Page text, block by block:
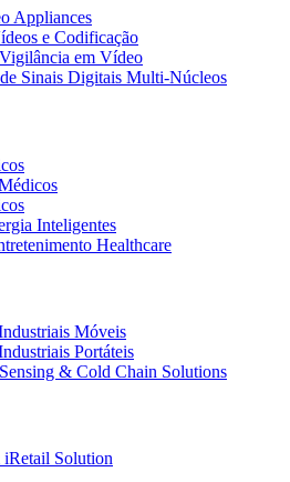
Appliances
e Codificação
em Vídeo
de Sinais Digitais Multi-Núcleos
Inteligentes
Healthcare
Móveis
Portáteis
& Cold Chain Solutions
Solution